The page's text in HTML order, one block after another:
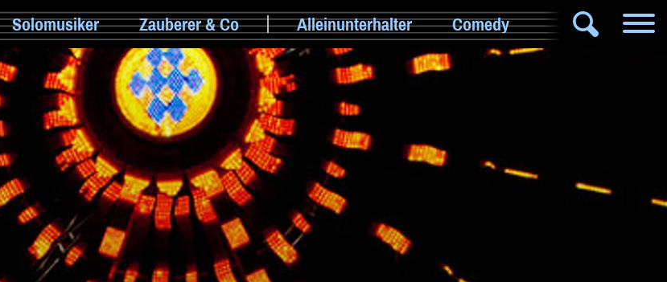
Solomusiker Zauberer & Co Alleinunterhalter
Comedy
Klassische Musik
Latin & Salsa